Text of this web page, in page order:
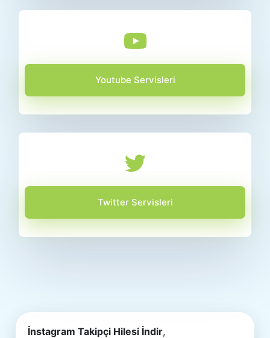
Youtube Servisleri
Twitter Servisleri
İnstagram Takipçi Hilesi İndir,